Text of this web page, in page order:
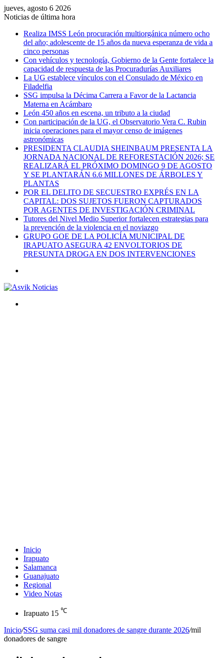
jueves, agosto 6 2026
Noticias de última hora
Realiza IMSS León procuración multiorgánica número ocho
del año; adolescente de 15 años da nueva esperanza de vida a
cinco personas
Con vehículos y tecnología, Gobierno de la Gente fortalece la
capacidad de respuesta de las Procuradurías Auxiliares
La UG establece vínculos con el Consulado de México en
Filadelfia
SSG impulsa la Décima Carrera a Favor de la Lactancia
Materna en Acámbaro
León 450 años en escena, un tributo a la ciudad
Con participación de la UG, el Observatorio Vera C. Rubin
inicia operaciones para el mayor censo de imágenes
astronómicas
PRESIDENTA CLAUDIA SHEINBAUM PRESENTA LA
JORNADA NACIONAL DE REFORESTACIÓN 2026; SE
REALIZARÁ EL PRÓXIMO DOMINGO 9 DE AGOSTO
Y SE PLANTARÁN 6.6 MILLONES DE ÁRBOLES Y
PLANTAS
POR EL DELITO DE SECUESTRO EXPRÉS EN LA
CAPITAL: DOS SUJETOS FUERON CAPTURADOS
POR AGENTES DE INVESTIGACIÓN CRIMINAL
Tutores del Nivel Medio Superior fortalecen estrategias para
la prevención de la violencia en el noviazgo
GRUPO GOE DE LA POLICÍA MUNICIPAL DE
IRAPUATO ASEGURA 42 ENVOLTORIOS DE
PRESUNTA DROGA EN DOS INTERVENCIONES
Inicio
Irapuato
Salamanca
Guanajuato
Regional
Video Notas
Irapuato 15 ℃
Inicio/SSG suma casi mil donadores de sangre durante 2026/mil
donadores de sangre